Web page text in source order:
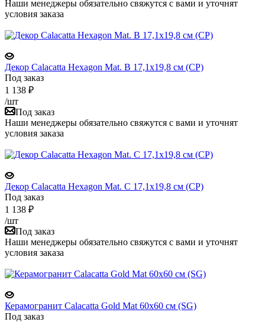
Наши менеджеры обязательно свяжутся с вами и уточнят
условия заказа
Декор Calacatta Hexagon Mat. B 17,1x19,8 см (CP)
Под заказ
1 138 ₽
/шт
Под заказ
Наши менеджеры обязательно свяжутся с вами и уточнят
условия заказа
Декор Calacatta Hexagon Mat. C 17,1x19,8 см (CP)
Под заказ
1 138 ₽
/шт
Под заказ
Наши менеджеры обязательно свяжутся с вами и уточнят
условия заказа
Керамогранит Calacatta Gold Mat 60x60 см (SG)
Под заказ